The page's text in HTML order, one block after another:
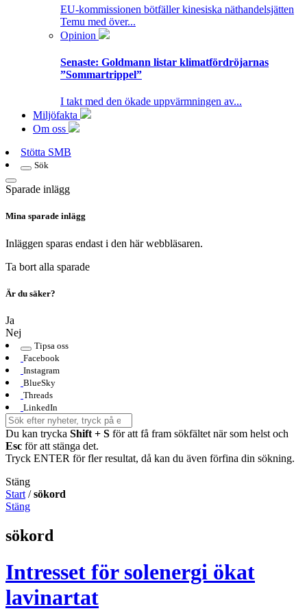
EU-kommissionen bötfäller kinesiska näthandelsjätten
Temu med över...
Opinion
Senaste: Goldmann listar klimatfördröjarnas
”Sommartrippel”
I takt med den ökade uppvärmningen av...
Miljöfakta
Om oss
Stötta SMB
Sök
Sparade inlägg
Mina sparade inlägg
Inläggen sparas endast i den här webbläsaren.
Ta bort alla sparade
Är du säker?
Ja
Nej
Tipsa oss
Facebook
Instagram
BlueSky
Threads
LinkedIn
Du kan trycka Shift + S för att få fram sökfältet när som helst och
Esc för att stänga det.
Tryck ENTER för fler resultat, då kan du även förfina din sökning.
Stäng
Start /sökord
Stäng
sökord
Intresset för solenergi ökat
lavinartat